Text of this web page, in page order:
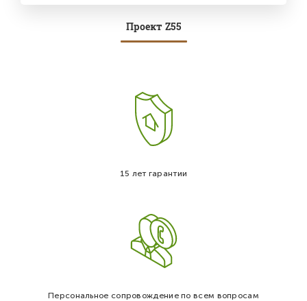
Проект Z55
15 лет гарантии
Персональное сопровождение по всем вопросам